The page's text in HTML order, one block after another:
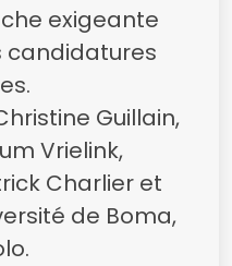
exigeante
Guillain,
Vrielink,
Charlier et
de Boma,